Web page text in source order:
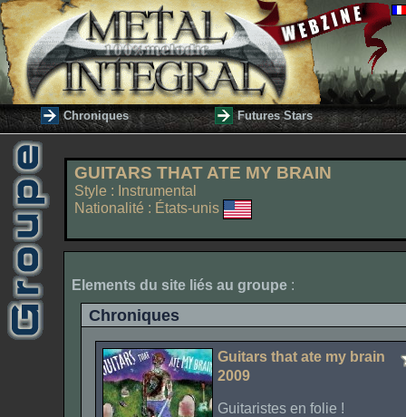
Chroniques Futures Stars
GUITARS THAT ATE MY BRAIN
Style : Instrumental
Nationalité : États-unis
Elements du site liés au groupe :
Chroniques
Guitars that ate my brain
2009
Guitaristes en folie !